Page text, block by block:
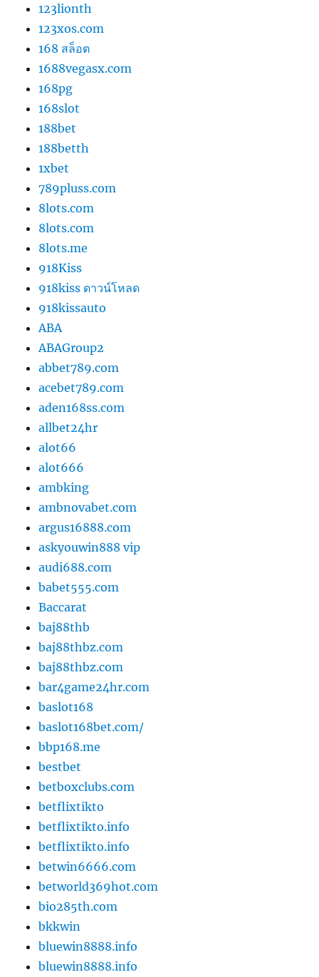
123lionth
123xos.com
168 สล็อต
1688vegasx.com
168pg
168slot
188bet
188betth
1xbet
789pluss.com
8lots.com
8lots.com
8lots.me
918Kiss
918kiss ดาวน์โหลด
918kissauto
ABA
ABAGroup2
abbet789.com
acebet789.com
aden168ss.com
allbet24hr
alot66
alot666
ambking
ambnovabet.com
argus16888.com
askyouwin888 vip
audi688.com
babet555.com
Baccarat
baj88thb
baj88thbz.com
baj88thbz.com
bar4game24hr.com
baslot168
baslot168bet.com/
bbp168.me
bestbet
betboxclubs.com
betflixtikto
betflixtikto.info
betflixtikto.info
betwin6666.com
betworld369hot.com
bio285th.com
bkkwin
bluewin8888.info
bluewin8888.info